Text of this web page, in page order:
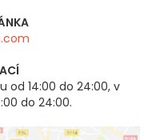
od 14:00 do 24:00, v
do 24:00.